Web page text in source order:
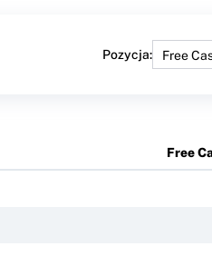
Pozycja:
Free